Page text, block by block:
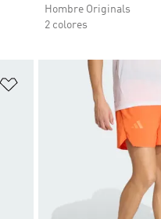
Hombre Originals
2 colores
Añadir a la lista de deseos